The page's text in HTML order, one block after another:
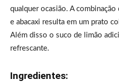
qualquer ocasião. A combinação
e abacaxi resulta em um prato
Além disso o suco de limão
refrescante.
Ingredientes: